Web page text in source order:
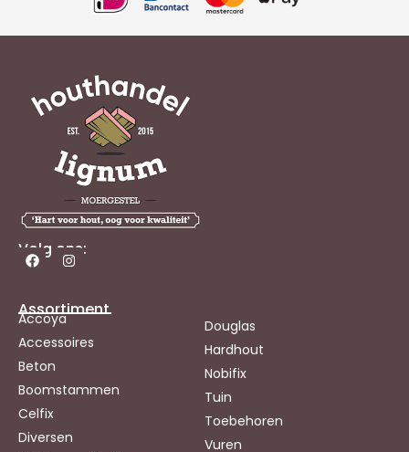
Volg ons:
Assortiment
Accoya
Accessoires
Beton
Boomstammen
Celfix
Diversen
Douglas
Hardhout
Nobifix
Tuin
Toebehoren
Vuren